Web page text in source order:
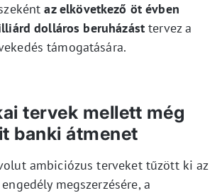
az elkövetkező öt évben
dolláros beruházást tervez a
támogatására.
tervek mellett még
banki átmenet
ambiciózus terveket tűzött ki az
megszerzésére, a